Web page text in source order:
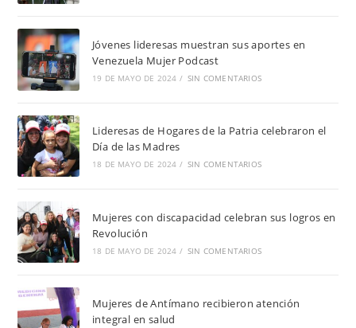
Jóvenes lideresas muestran sus aportes en
Venezuela Mujer Podcast
19 DE MAYO DE 2024 / SIN COMENTARIOS
Lideresas de Hogares de la Patria celebraron el
Día de las Madres
18 DE MAYO DE 2024 / SIN COMENTARIOS
Mujeres con discapacidad celebran sus logros en
Revolución
18 DE MAYO DE 2024 / SIN COMENTARIOS
Mujeres de Antímano recibieron atención
integral en salud